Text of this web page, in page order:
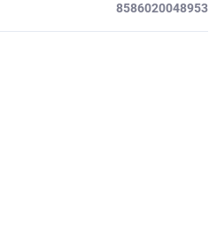
8586020048953